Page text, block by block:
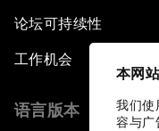
本网
我们使
容与广
论坛可持续性
工作机会
语言版本